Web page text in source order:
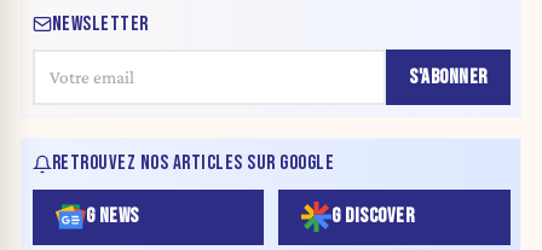
NEWSLETTER
S'ABONNER
RETROUVEZ NOS ARTICLES SUR GOOGLE
G NEWS G DISCOVER